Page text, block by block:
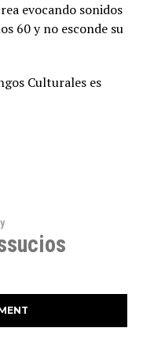
evocando sonidos
60 y no esconde su
Culturales es